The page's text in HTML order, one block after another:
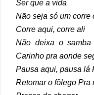
Ser que a vida
Não seja só um corre
Corre aqui, corre ali
Não deixa o
Carinho pra aonde
Pausa aqui, pausa lá
Retomar o fôlego Pra